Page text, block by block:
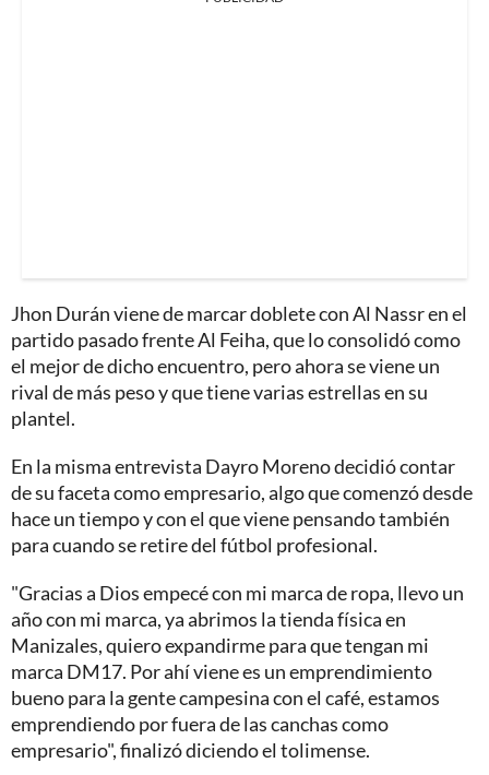
Jhon Durán viene de marcar doblete con Al Nassr en el
partido pasado frente Al Feiha, que lo consolidó como
el mejor de dicho encuentro, pero ahora se viene un
rival de más peso y que tiene varias estrellas en su
plantel.
En la misma entrevista Dayro Moreno decidió contar
de su faceta como empresario, algo que comenzó desde
hace un tiempo y con el que viene pensando también
para cuando se retire del fútbol profesional.
"Gracias a Dios empecé con mi marca de ropa, llevo un
año con mi marca, ya abrimos la tienda física en
Manizales, quiero expandirme para que tengan mi
marca DM17. Por ahí viene es un emprendimiento
bueno para la gente campesina con el café, estamos
emprendiendo por fuera de las canchas como
empresario", finalizó diciendo el tolimense.